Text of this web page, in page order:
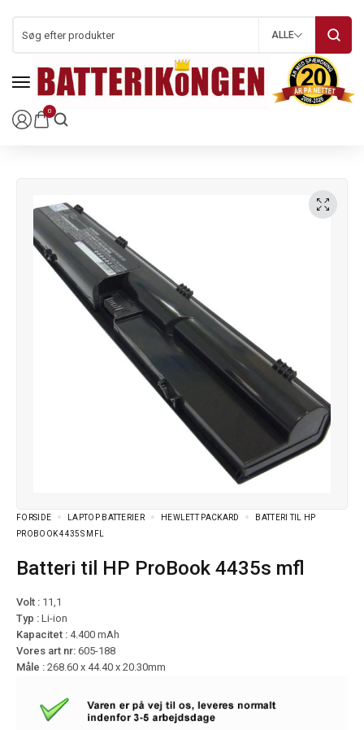
0
ALLE
FORSIDE LAPTOP BATTERIER HEWLETT PACKARD
BATTERI TIL HP
PROBOOK 4435S MFL
Batteri til HP ProBook 4435s mfl
Volt : 11,1
Typ : Li-ion
Kapacitet : 4.400 mAh
Vores art nr: 605-188
Måle : 268.60 x 44.40 x 20.30mm